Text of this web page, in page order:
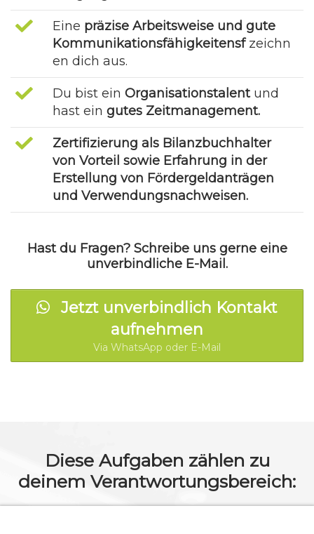
Eine präzise Arbeitsweise und gute
Kommunikationsfähigkeitensfzeichn
en dich aus.
Du bist ein Organisationstalentund
hast ein gutes Zeitmanagement.
Zertifizierung als Bilanzbuchhalter
von Vorteil sowie Erfahrung in der
Erstellung von Fördergeldanträgen
und Verwendungsnachweisen.
Hast du Fragen? Schreibe uns gerne eine
unverbindliche E-Mail.
Jetzt unverbindlich Kontakt
aufnehmen
Via WhatsApp oder E-Mail
Diese Aufgaben zählen zu
deinem Verantwortungsbereich: